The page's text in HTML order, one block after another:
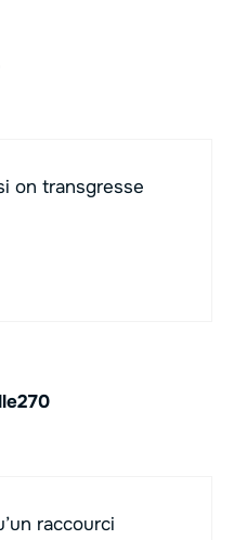
on transgresse
raccourci